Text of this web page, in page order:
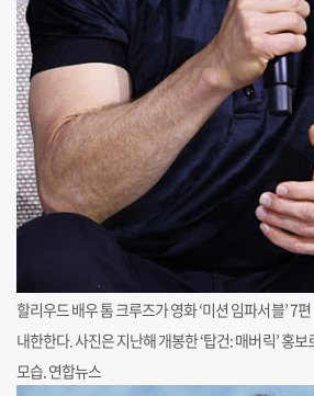
할리우드 배우 톰 크루즈가 영화 ‘미션 임파서블’ 7
내한한다. 사진은 지난해 개봉한 ‘탑건: 매버릭’ 홍
모습. 연합뉴스